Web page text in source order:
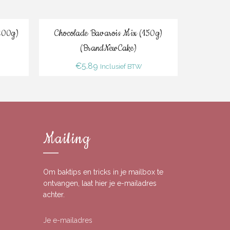
Bestel
Chocolade Bavarois Mix (150g)
(BrandNewCake)
€5.89 Inclusief BTW
Mailing
Om baktips en tricks in je mailbox te
ontvangen, laat hier je e-mailadres
achter.